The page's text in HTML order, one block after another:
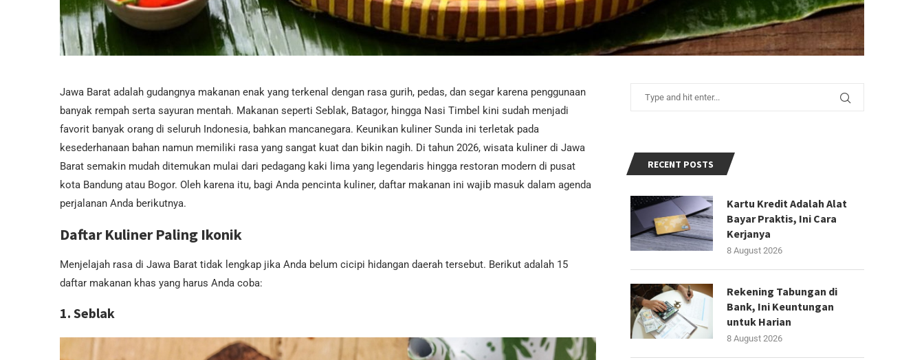
Jawa Barat adalah gudangnya makanan enak yang terkenal dengan rasa gurih, pedas, dan segar karena penggunaan
banyak rempah serta sayuran mentah. Makanan seperti Seblak, Batagor, hingga Nasi Timbel kini sudah menjadi
favorit banyak orang di seluruh Indonesia, bahkan mancanegara. Keunikan kuliner Sunda ini terletak pada
kesederhanaan bahan namun memiliki rasa yang sangat kuat dan bikin nagih. Di tahun 2026, wisata kuliner di Jawa
Barat semakin mudah ditemukan mulai dari pedagang kaki lima yang legendaris hingga restoran modern di pusat
kota Bandung atau Bogor. Oleh karena itu, bagi Anda pencinta kuliner, daftar makanan ini wajib masuk dalam agenda
perjalanan Anda berikutnya.
Daftar Kuliner Paling Ikonik
Menjelajah rasa di Jawa Barat tidak lengkap jika Anda belum cicipi hidangan daerah tersebut. Berikut adalah 15
daftar makanan khas yang harus Anda coba:
1. Seblak
RECENT POSTS
Kartu Kredit Adalah Alat
Bayar Praktis, Ini Cara
Kerjanya
8 August 2026
Rekening Tabungan di
Bank, Ini Keuntungan
untuk Harian
8 August 2026